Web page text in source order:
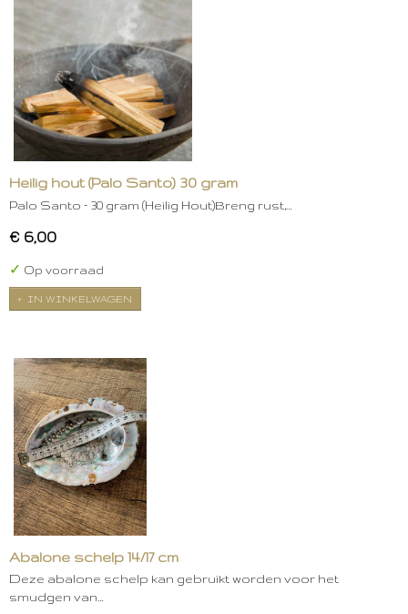
Heilig hout (Palo Santo) 30 gram
Palo Santo – 30 gram (Heilig Hout)Breng rust,…
€ 6,00
✓ Op voorraad
IN WINKELWAGEN
Abalone schelp 14/17 cm
Deze abalone schelp kan gebruikt worden voor het
smudgen van…